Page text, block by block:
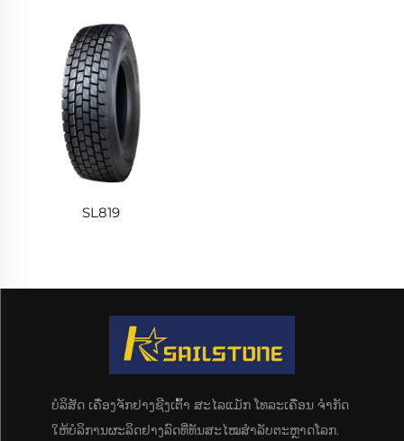
SL819
ບໍລິສັດ ເຄື່ອງຈັກຢາງຊີງເຕົ້າ ສະໄລແມັກ ໂທລະເຄື່ອນ ຈຳກັດ
ໃຫ້ບໍລິການຜະລິດຢາງລົດທີ່ທັນສະໄໝສຳລັບຕະຫຼາດໂລກ.